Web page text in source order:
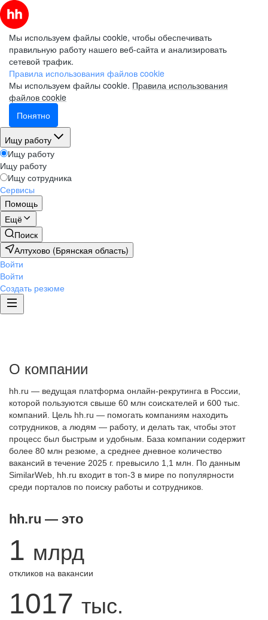
Мы используем файлы cookie, чтобы обеспечивать
правильную работу нашего веб-сайта и анализировать
сетевой трафик.
Правила использования файлов cookie
Мы используем файлы cookie. Правила использования
файлов cookie
Понятно
Ищу работу
Ищу работу
Ищу работу
Ищу сотрудника
Сервисы
Помощь
Ещё
Поиск
Алтухово (Брянская область)
Войти
Войти
Создать резюме
О компании
hh.ru — ведущая платформа онлайн-рекрутинга в России,
которой пользуются свыше 60 млн соискателей и 600 тыс.
компаний. Цель hh.ru — помогать компаниям находить
сотрудников, а людям — работу, и делать так, чтобы этот
процесс был быстрым и удобным. База компании содержит
более 80 млн резюме, а среднее дневное количество
вакансий в течение 2025 г. превысило 1,1 млн. По данным
SimilarWeb, hh.ru входит в топ-3 в мире по популярности
среди порталов по поиску работы и сотрудников.
hh.ru — это
1 млрд
откликов на вакансии
1017 тыс.